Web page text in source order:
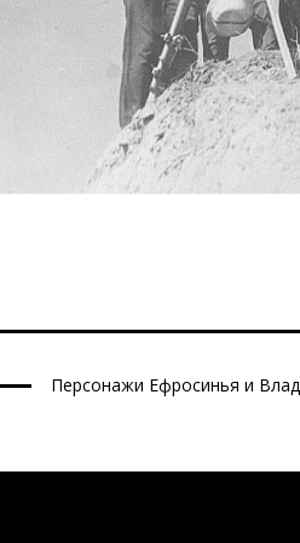
Персонажи Ефросинья и